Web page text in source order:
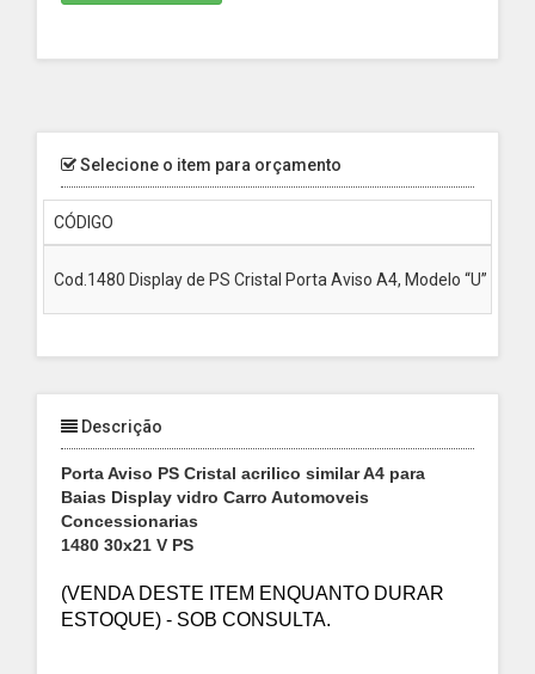
Selecione o item para orçamento
CÓDIGO
Cod.1480 Display de PS Cristal Porta Aviso A4, Modelo “U”
Descrição
Porta Aviso PS Cristal acrilico similar A4 para
Baias Display vidro Carro Automoveis
Concessionarias
1480 30x21 V PS
(VENDA DESTE ITEM ENQUANTO DURAR
ESTOQUE) - SOB CONSULTA.